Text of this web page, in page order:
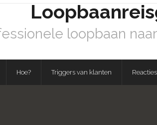
loopbaan
Hoe? Triggers van klanten